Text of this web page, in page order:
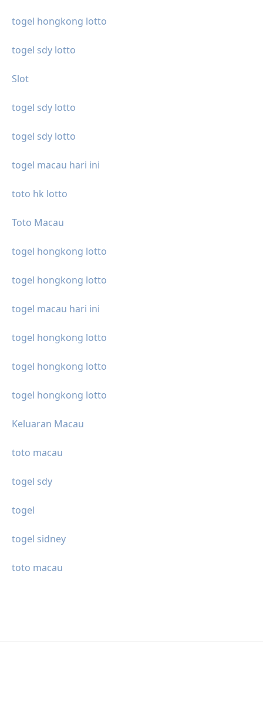
togel hongkong lotto
togel sdy lotto
Slot
togel sdy lotto
togel sdy lotto
togel macau hari ini
toto hk lotto
Toto Macau
togel hongkong lotto
togel hongkong lotto
togel macau hari ini
togel hongkong lotto
togel hongkong lotto
togel hongkong lotto
Keluaran Macau
toto macau
togel sdy
togel
togel sidney
toto macau